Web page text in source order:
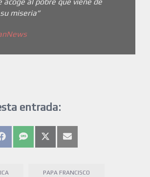
miseria”
entrada:
PAPA FRANCISCO